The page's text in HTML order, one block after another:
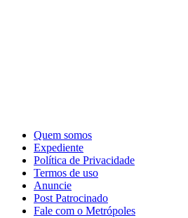
Quem somos
Expediente
Política de Privacidade
Termos de uso
Anuncie
Post Patrocinado
Fale com o Metrópoles